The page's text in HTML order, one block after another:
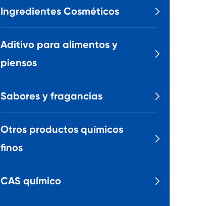
Ingredientes Cosméticos 
Aditivo para alimentos y
piensos

Sabores y fragancias 
Otros productos químicos
finos

CAS químico 